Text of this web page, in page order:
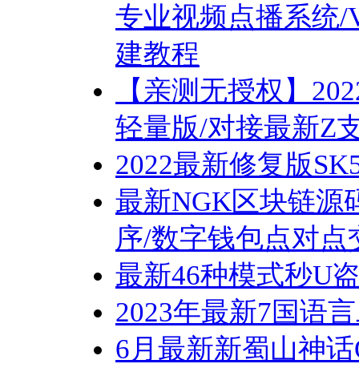
专业视频点播系统/
建教程
【亲测无授权】
轻量版/对接最新Z
2022最新修复版
最新NGK区块链源
序/数字钱包点对点
最新46种模式秒U
2023年最新7国语
6月最新新蜀山神